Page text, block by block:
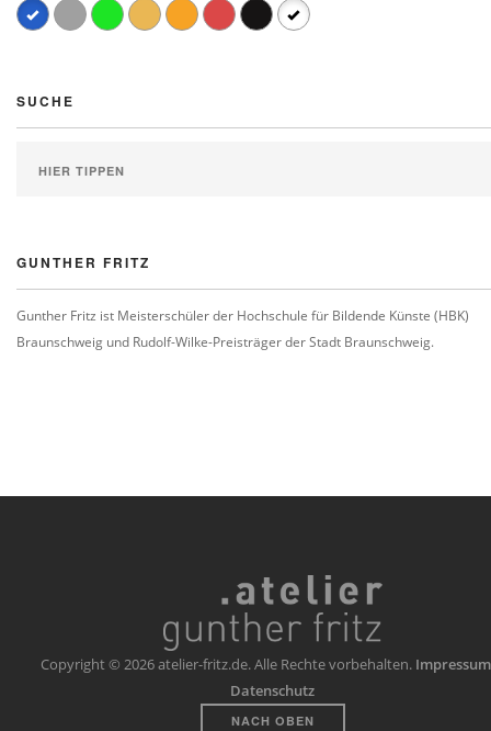
SUCHE
GUNTHER FRITZ
Gunther Fritz ist Meisterschüler der Hochschule für Bildende Künste (HBK)
Braunschweig und Rudolf-Wilke-Preisträger der Stadt Braunschweig.
Copyright © 2026 atelier-fritz.de. Alle Rechte vorbehalten.
Datenschutz
NACH OBEN